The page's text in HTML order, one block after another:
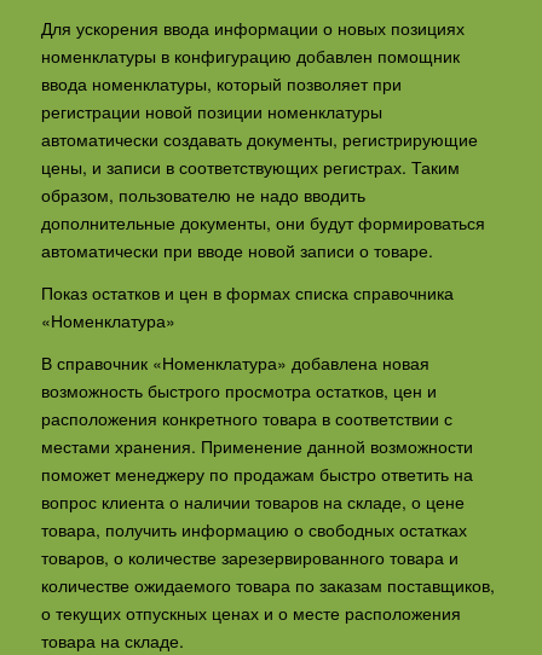
Для ускорения ввода информации о новых позициях
номенклатуры в конфигурацию добавлен помощник
ввода номенклатуры, который позволяет при
регистрации новой позиции номенклатуры
автоматически создавать документы, регистрирующие
цены, и записи в соответствующих регистрах. Таким
образом, пользователю не надо вводить
дополнительные документы, они будут формироваться
автоматически при вводе новой записи о товаре.
Показ остатков и цен в формах списка справочника
«Номенклатура»
В справочник «Номенклатура» добавлена новая
возможность быстрого просмотра остатков, цен и
расположения конкретного товара в соответствии с
местами хранения. Применение данной возможности
поможет менеджеру по продажам быстро ответить на
вопрос клиента о наличии товаров на складе, о цене
товара, получить информацию о свободных остатках
товаров, о количестве зарезервированного товара и
количестве ожидаемого товара по заказам поставщиков,
о текущих отпускных ценах и о месте расположения
товара на складе.